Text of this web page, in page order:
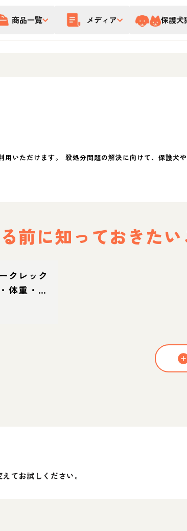
商品一覧 メディア 保護犬
いただけます。 殺処分問題の解決に向けて、保護犬
前に知っておきたい
クレック
体重・寿
てお試しください。